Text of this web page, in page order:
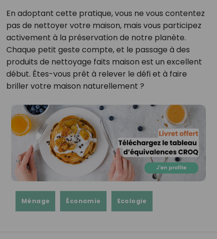
En adoptant cette pratique, vous ne vous contentez
pas de nettoyer votre maison, mais vous participez
activement à la préservation de notre planète.
Chaque petit geste compte, et le passage à des
produits de nettoyage faits maison est un excellent
début. Êtes-vous prêt à relever le défi et à faire
briller votre maison naturellement ?
Ménage Économie Ecologie